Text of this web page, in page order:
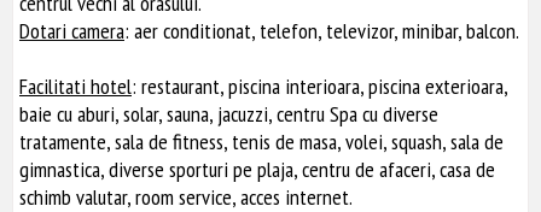
Dotari camera: aer conditionat, telefon, televizor, minibar, balcon.
Facilitati hotel: restaurant, piscina interioara, piscina exterioara,
baie cu aburi, solar, sauna, jacuzzi, centru Spa cu diverse
tratamente, sala de fitness, tenis de masa, volei, squash, sala de
gimnastica, diverse sporturi pe plaja, centru de afaceri, casa de
schimb valutar, room service, acces internet.